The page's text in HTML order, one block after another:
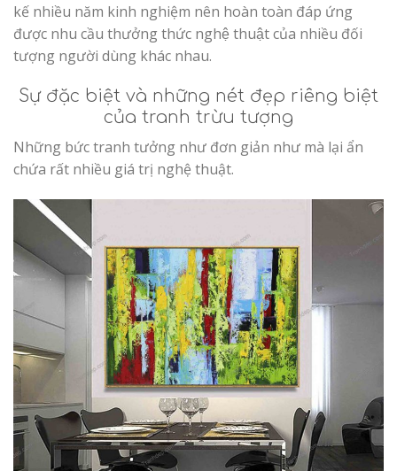
kế nhiều năm kinh nghiệm nên hoàn toàn đáp ứng
được nhu cầu thưởng thức nghệ thuật của nhiều đối
tượng người dùng khác nhau.
Sự đặc biệt và những nét đẹp riêng biệt
của tranh trừu tượng
Những bức tranh tưởng như đơn giản như mà lại ẩn
chứa rất nhiều giá trị nghệ thuật.